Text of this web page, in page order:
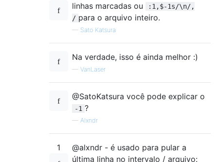
linhas marcadas ou
:1,$-1s/\n/,
/ para o arquivo inteiro.
— Sato Katsura
Na verdade, isso é ainda melhor :)
— VanLaser
@SatoKatsura você pode explicar o
-1 ?
— Alxndr
1
@alxndr - é usado para pular a
última linha no intervalo / arquivo: